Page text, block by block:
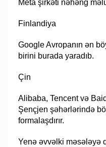
Meta şirkəti nəhəng
Finlandiya
Google Avropanın ən
birini burada yaradıb.
Çin
Alibaba, Tencent və
Şençjen şəhərlərində
formalaşdırır.
Yenə əvvəlki məsələyə